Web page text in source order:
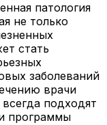
патология
не только
стать
заболеваний
врачи
подходят
программы